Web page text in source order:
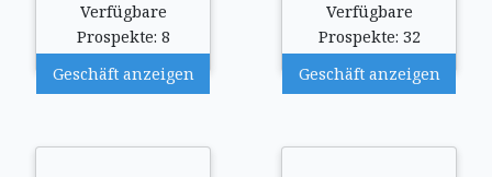
Verfügbare
Prospekte: 8
Geschäft anzeigen
Verfügbare
Prospekte: 32
Geschäft anzeigen